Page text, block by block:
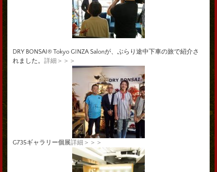
DRY BONSAI® Tokyo GINZA Salonが、ぶらり途中下車の旅で紹介さ
れました。 詳細＞＞＞
G735ギャラリー個展詳細＞＞＞